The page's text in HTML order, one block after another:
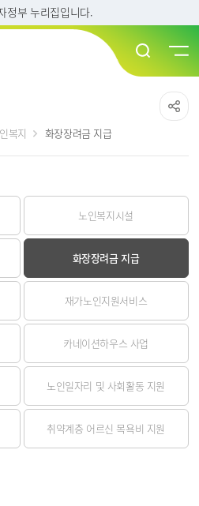
정부 누리집입니다.
복지 화장장려금 지급
노인복지시설
화장장려금 지급
재가노인지원서비스
카네이션하우스 사업
노인일자리 및 사회활동 지원
취약계층 어르신 목욕비 지원